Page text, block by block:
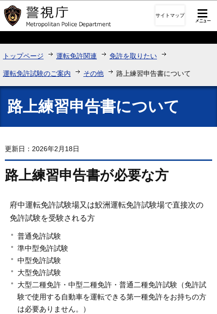
このページの本文へ移動
サイトマップ
トップページ 運転免許関連 免許を取りたい
運転免許試験のご案内 その他 路上練習申告書について
路上練習申告書について
更新日：2026年2月18日
路上練習申告書が必要な方
府中運転免許試験場又は鮫洲運転免許試験場で直接次の
免許試験を受験される方
普通免許試験
準中型免許試験
中型免許試験
大型免許試験
大型二種免許・中型二種免許・普通二種免許試験（免許試
験で使用する自動車を運転できる第一種免許をお持ちの方
は必要ありません。）